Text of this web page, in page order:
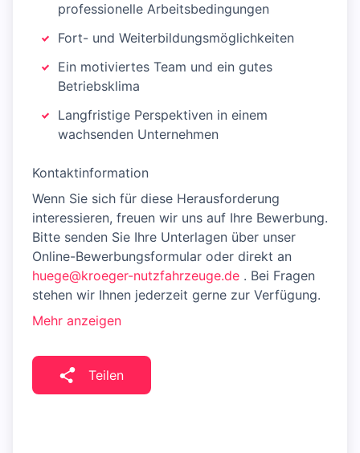
professionelle Arbeitsbedingungen
Fort- und Weiterbildungsmöglichkeiten
Ein motiviertes Team und ein gutes
Betriebsklima
Langfristige Perspektiven in einem
wachsenden Unternehmen
Kontaktinformation
Wenn Sie sich für diese Herausforderung
interessieren, freuen wir uns auf Ihre Bewerbung.
Bitte senden Sie Ihre Unterlagen über unser
Online-Bewerbungsformular oder direkt an
huege@kroeger-nutzfahrzeuge.de . Bei Fragen
stehen wir Ihnen jederzeit gerne zur Verfügung.
Mehr anzeigen
Teilen